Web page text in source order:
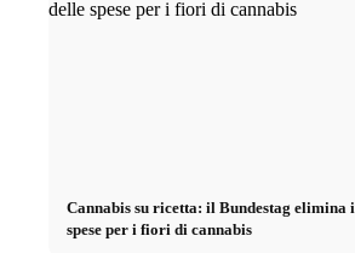
Cannabis su ricetta: il Bundestag elimina
spese per i fiori di cannabis